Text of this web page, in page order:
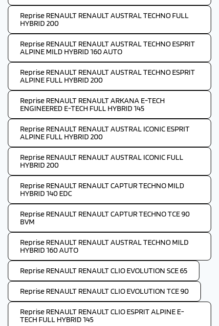
Reprise RENAULT RENAULT AUSTRAL TECHNO FULL
HYBRID 200
Reprise RENAULT RENAULT AUSTRAL TECHNO ESPRIT
ALPINE MILD HYBRID 160 AUTO
Reprise RENAULT RENAULT AUSTRAL TECHNO ESPRIT
ALPINE FULL HYBRID 200
Reprise RENAULT RENAULT ARKANA E-TECH
ENGINEERED E-TECH FULL HYBRID 145
Reprise RENAULT RENAULT AUSTRAL ICONIC ESPRIT
ALPINE FULL HYBRID 200
Reprise RENAULT RENAULT AUSTRAL ICONIC FULL
HYBRID 200
Reprise RENAULT RENAULT CAPTUR TECHNO MILD
HYBRID 140 EDC
Reprise RENAULT RENAULT CAPTUR TECHNO TCE 90
BVM
Reprise RENAULT RENAULT AUSTRAL TECHNO MILD
HYBRID 160 AUTO
Reprise RENAULT RENAULT CLIO EVOLUTION SCE 65
Reprise RENAULT RENAULT CLIO EVOLUTION TCE 90
Reprise RENAULT RENAULT CLIO ESPRIT ALPINE E-
TECH FULL HYBRID 145